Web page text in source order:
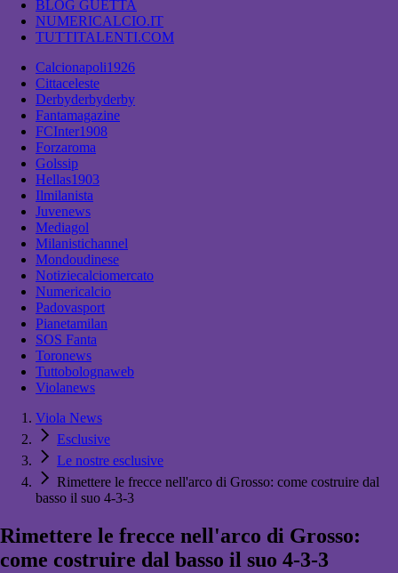
BLOG GUETTA
NUMERICALCIO.IT
TUTTITALENTI.COM
Calcionapoli1926
Cittaceleste
Derbyderbyderby
Fantamagazine
FCInter1908
Forzaroma
Golssip
Hellas1903
Ilmilanista
Juvenews
Mediagol
Milanistichannel
Mondoudinese
Notiziecalciomercato
Numericalcio
Padovasport
Pianetamilan
SOS Fanta
Toronews
Tuttobolognaweb
Violanews
Viola News
Esclusive
Le nostre esclusive
Rimettere le frecce nell'arco di Grosso: come costruire dal
basso il suo 4-3-3
Rimettere le frecce nell'arco di Grosso:
come costruire dal basso il suo 4-3-3